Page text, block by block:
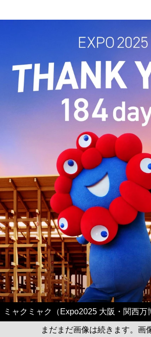
ミャクミャク（Expo2025 大阪・関西万
まだまだ画像は続きます。画